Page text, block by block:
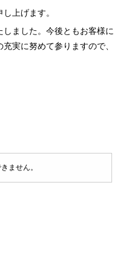
上げます。
ました。今後ともお客様に
実に努めて参りますので、
ません。